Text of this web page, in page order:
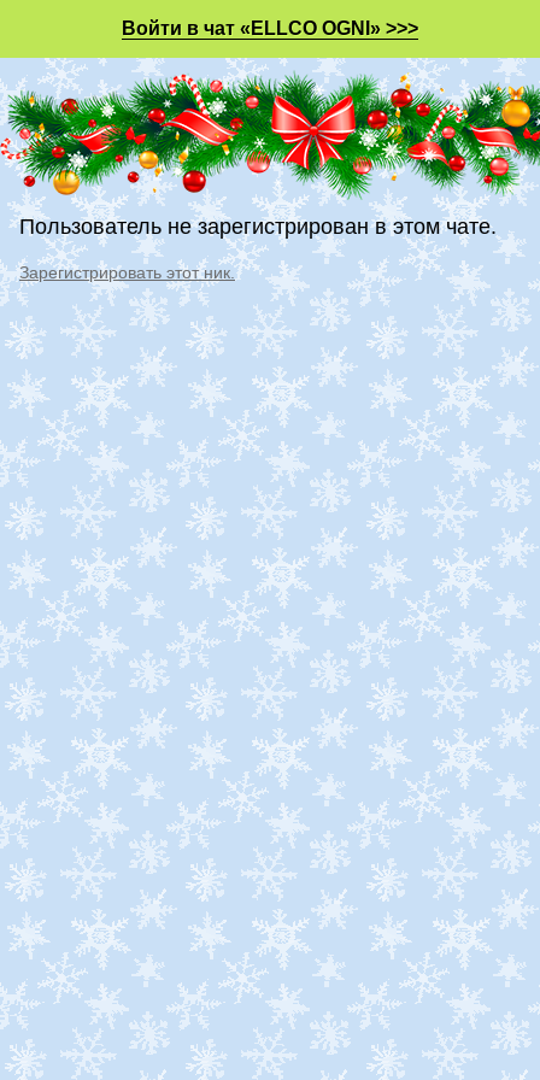
Войти в чат «ELLCO OGNI» >>>
Пользователь не зарегистрирован в этом чате.
Зарегистрировать этот ник.